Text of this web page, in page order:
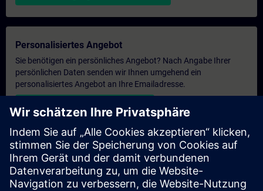
Personalisiertes Angebot
Sie benötigen ein persönliches Angebot? Nach Angabe Ihrer
persönlichen Daten senden wir Ihnen umgehend ein
personalisiertes Angebot an Ihre Emailadresse.
Persönliches Angebot zusenden
Anfrage Exklusivtraining
Haben Sie Bedarf an einem höheren Schulungsangebot und
brauchen ein exklusives Training – entweder vor Ort bei Ihnen,